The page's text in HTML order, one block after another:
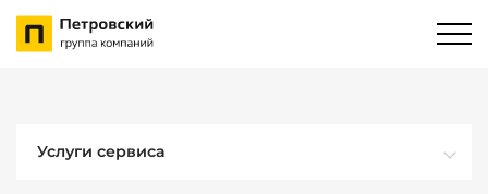
Услуги сервиса